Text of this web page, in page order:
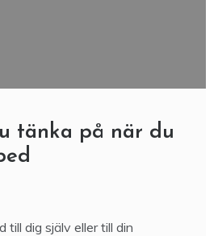
tänka på när du
till dig själv eller till din